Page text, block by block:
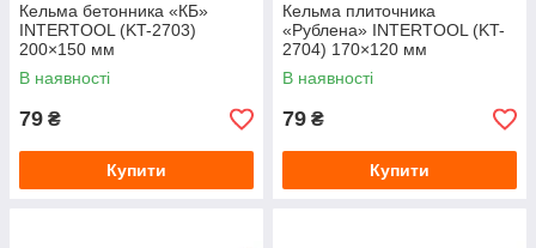
Кельма бетонника «КБ»
INTERTOOL (KT-2703)
200×150 мм
В наявності
79 ₴
Купити
Кельма плиточника
«Рублена» INTERTOOL (KT-
2704) 170×120 мм
В наявності
79 ₴
Купити